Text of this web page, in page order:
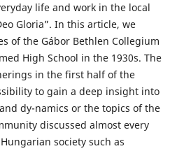
life and work in the local
Gloria”. In this article, we
of the Gábor Bethlen Collegium
High School in the 1930s. The
in the first half of the
to gain a deep insight into
dy-namics or the topics of the
discussed almost every
society such as